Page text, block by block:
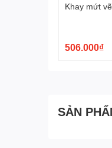
Khay mứt
506.000₫
SẢN